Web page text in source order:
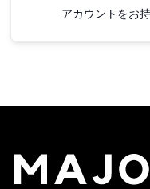
アカウントをお